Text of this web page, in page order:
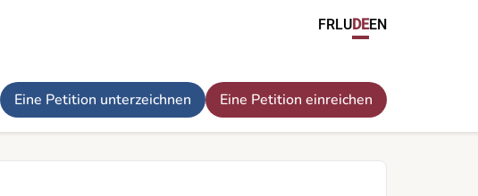
FRLUDEEN
Eine Petition unterzeichnen Eine Petition einreichen